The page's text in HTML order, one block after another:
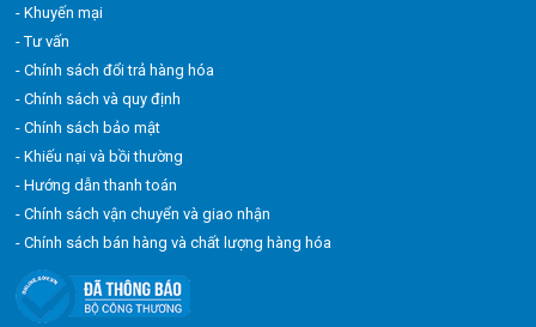
- Khuyến mại
- Tư vấn
- Chính sách đổi trả hàng hóa
- Chính sách và quy định
- Chính sách bảo mật
- Khiếu nại và bồi thường
- Hướng dẫn thanh toán
- Chính sách vận chuyển và giao nhận
- Chính sách bán hàng và chất lượng hàng hóa